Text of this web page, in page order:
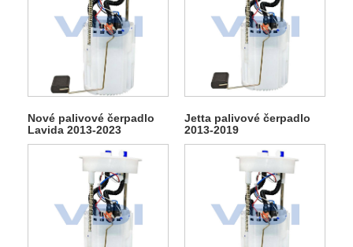
Nové palivové čerpadlo
Lavida 2013-2023
Jetta palivové čerpadlo
2013-2019